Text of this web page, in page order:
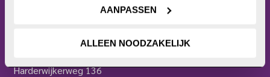
AANPASSEN
ALLEEN NOODZAKELIJK
OPEN DOORS
Harderwijkerweg 136